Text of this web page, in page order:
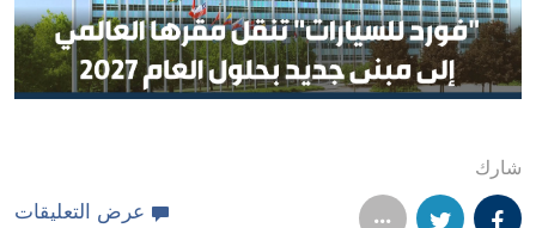
شارك
عرض التعليقات